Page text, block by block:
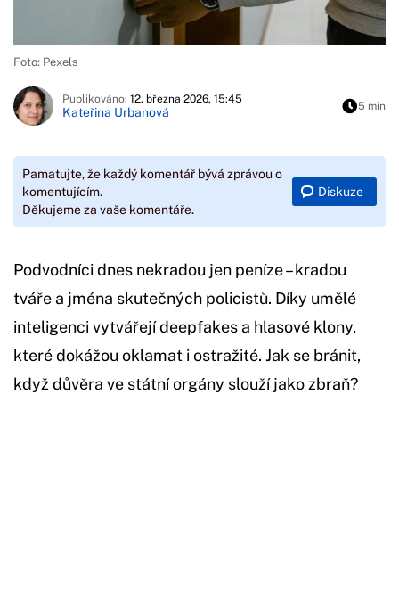
Foto: Pexels
Publikováno: 12. března 2026, 15:45
Kateřina Urbanová 5 min
Pamatujte, že každý komentář bývá zprávou o
komentujícím.
Děkujeme za vaše komentáře.
Diskuze
Podvodníci dnes nekradou jen peníze – kradou
tváře a jména skutečných policistů. Díky umělé
inteligenci vytvářejí deepfakes a hlasové klony,
které dokážou oklamat i ostražité. Jak se bránit,
když důvěra ve státní orgány slouží jako zbraň?